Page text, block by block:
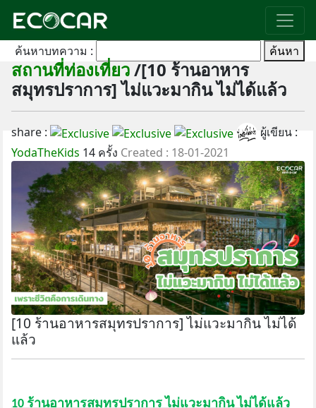
ค้นหาบทความ : ค้นหา
สถานที่ท่องเที่ยว/[10 ร้านอาหาร
สมุทรปราการ] ไม่แวะมากิน ไม่ได้แล้ว
share :
ผู้เขียน :
YodaTheKids 14 ครั้ง Created : 18-01-2021
[10 ร้านอาหารสมุทรปราการ] ไม่แวะมากิน ไม่ได้
แล้ว
10 ร้านอาหารสมุทรปราการ ไม่แวะมากิน ไม่ได้แล้ว